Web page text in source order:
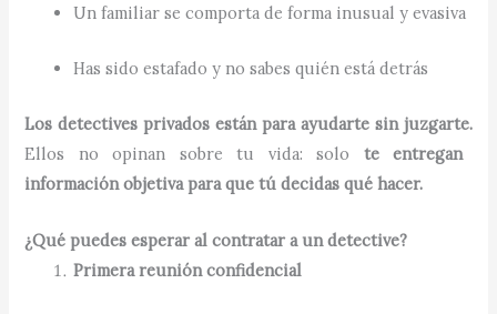
Un familiar se comporta de forma inusual y evasiva
Has sido estafado y no sabes quién está detrás
Los detectives privados están para ayudarte sin juzgarte.
Ellos no opinan sobre tu vida: solo te entregan
información objetiva para que tú decidas qué hacer.
¿Qué puedes esperar al contratar a un detective?
Primera reunión confidencial